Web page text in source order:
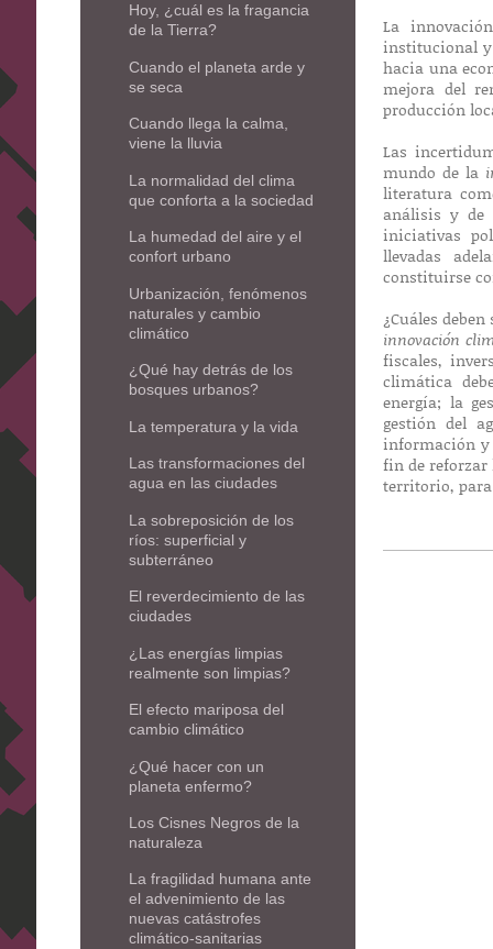
La
institucional y
hacia una
mejora del
producción
Las
mundo de la
literatura
análisis y de
iniciativas
llevadas
constituirse
¿Cuáles
innovación
fiscales,
climática
energía; la
gestión del
información y
fin de reforzar
territorio,
Hoy, ¿cuál es la fragancia
de la Tierra?
Cuando el planeta arde y
se seca
Cuando llega la calma,
viene la lluvia
La normalidad del clima
que conforta a la sociedad
La humedad del aire y el
confort urbano
Urbanización, fenómenos
naturales y cambio
climático
¿Qué hay detrás de los
bosques urbanos?
La temperatura y la vida
Las transformaciones del
agua en las ciudades
La sobreposición de los
ríos: superficial y
subterráneo
El reverdecimiento de las
ciudades
¿Las energías limpias
realmente son limpias?
El efecto mariposa del
cambio climático
¿Qué hacer con un
planeta enfermo?
Los Cisnes Negros de la
naturaleza
La fragilidad humana ante
el advenimiento de las
nuevas catástrofes
climático-sanitarias